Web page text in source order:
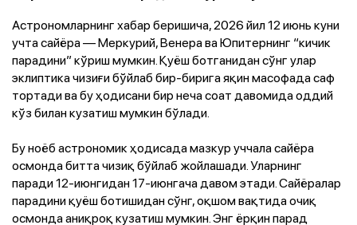
Астрономларнинг хабар беришича, 2026 йил 12 июнь куни
учта сайёра — Меркурий, Венера ва Юпитернинг “кичик
парадини” кўриш мумкин. Қуёш ботганидан сўнг улар
эклиптика чизиғи бўйлаб бир-бирига яқин масофада саф
тортади ва бу ҳодисани бир неча соат давомида оддий
кўз билан кузатиш мумкин бўлади.
Бу ноёб астрономик ҳодисада мазкур уччала сайёра
осмонда битта чизиқ бўйлаб жойлашади. Уларнинг
паради 12-июнгидан17-июнгачадавом этади. Сайёралар
парадини қуёш ботишидан сўнг, оқшом вақтида очиқ
осмонда аниқроқ кузатиш мумкин. Энг ёрқин парад